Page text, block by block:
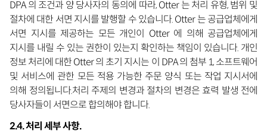
DPA 의 조건과 양 당사자의 동의에 따라, Otter 는 처리 유형, 범위 및
절차에 대한 서면 지시를 발행할 수 있습니다. Otter 는 공급업체에게
서면 지시를 제공하는 모든 개인이 Otter 에 의해 공급업체에게
지시를 내릴 수 있는 권한이 있는지 확인하는 책임이 있습니다. 개인
정보 처리에 대한 Otter 의 초기 지시는 이 DPA 의 첨부 1, 소프트웨어
및 서비스에 관한 모든 적용 가능한 주문 양식 또는 작업 지시서에
의해 정의됩니다.처리 주제의 변경과 절차의 변경은 효력 발생 전에
당사자들이 서면으로 합의해야 합니다.
2.4. 처리 세부 사항.